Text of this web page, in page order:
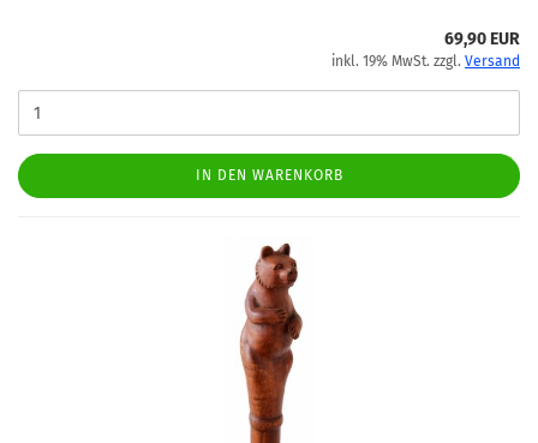
69,90 EUR
inkl. 19% MwSt. zzgl. Versand
IN DEN WARENKORB